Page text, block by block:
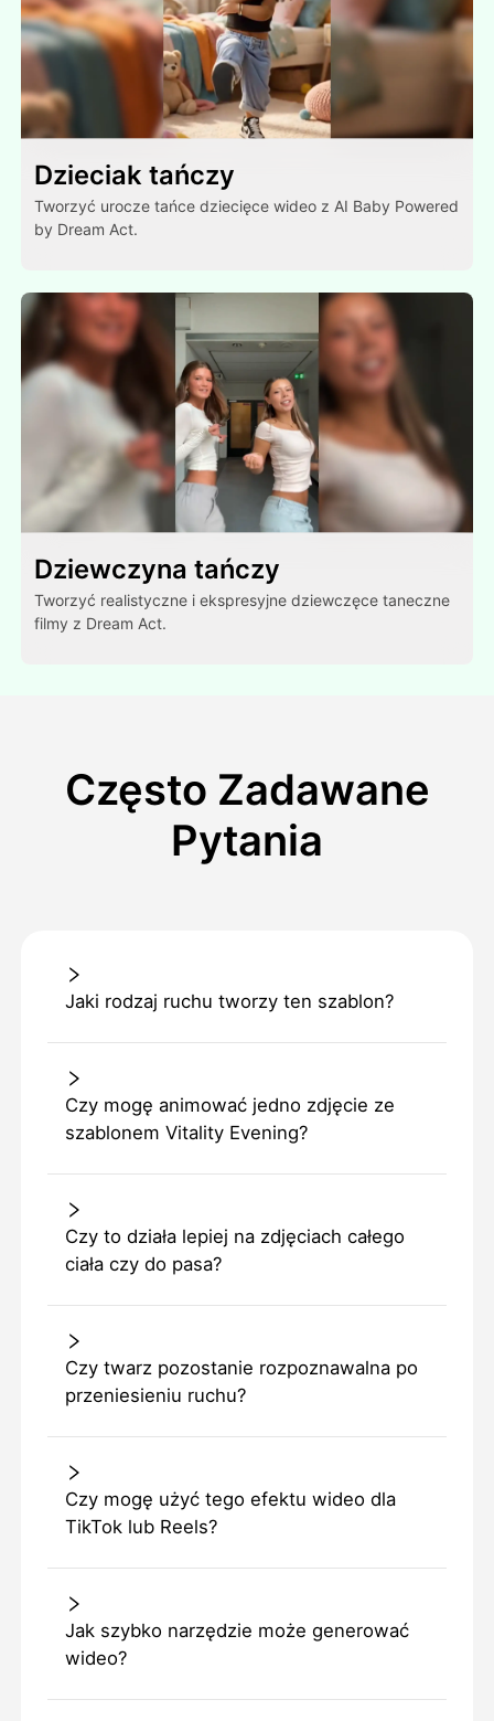
Dzieciak tańczy
Tworzyć urocze tańce dziecięce wideo z AI Baby Powered
by Dream Act.
Dziewczyna tańczy
Tworzyć realistyczne i ekspresyjne dziewczęce taneczne
filmy z Dream Act.
Często Zadawane
Pytania
Jaki rodzaj ruchu tworzy ten szablon?
Czy mogę animować jedno zdjęcie ze
szablonem Vitality Evening?
Czy to działa lepiej na zdjęciach całego
ciała czy do pasa?
Czy twarz pozostanie rozpoznawalna po
przeniesieniu ruchu?
Czy mogę użyć tego efektu wideo dla
TikTok lub Reels?
Jak szybko narzędzie może generować
wideo?